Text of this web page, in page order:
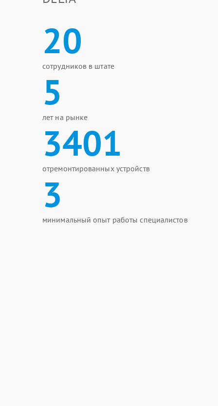
20
сотрудников в штате
5
лет на рынке
3401
отремонтированных устройств
3
минимальный опыт работы специалистов